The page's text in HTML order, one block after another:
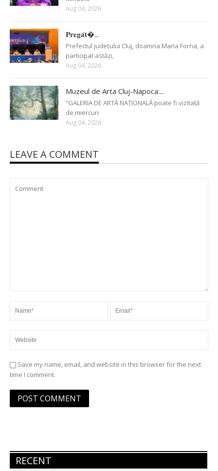
Aug 04, 2026
𝐏𝐫𝐞𝐠𝐚̆𝐭�...
Prefectul județului Cluj, doamna Maria Forna, a
participat astăzi,
Aug 04, 2026
Muzeul de Arta Cluj-Napoca:...
“GALERIA DE ARTĂ NAȚIONALĂ poate fi vizitată
de miercuri
Aug 04, 2026
LEAVE A COMMENT
Save my name, email, and website in this browser for the next
time I comment.
RECENT